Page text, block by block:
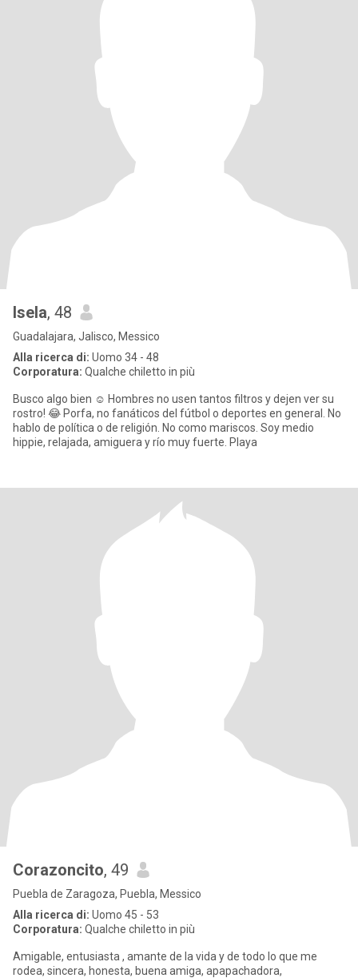
Isela, 48
Guadalajara, Jalisco, Messico
Alla ricerca di: Uomo 34 - 48
Corporatura: Qualche chiletto in più
Busco algo bien ☺️ Hombres no usen tantos filtros y dejen ver su
rostro! 😂 Porfa, no fanáticos del fútbol o deportes en general. No
hablo de política o de religión. No como mariscos. Soy medio
hippie, relajada, amiguera y río muy fuerte. Playa
Corazoncito, 49
Puebla de Zaragoza, Puebla, Messico
Alla ricerca di: Uomo 45 - 53
Corporatura: Qualche chiletto in più
Amigable, entusiasta , amante de la vida y de todo lo que me
rodea, sincera, honesta, buena amiga, apapachadora,